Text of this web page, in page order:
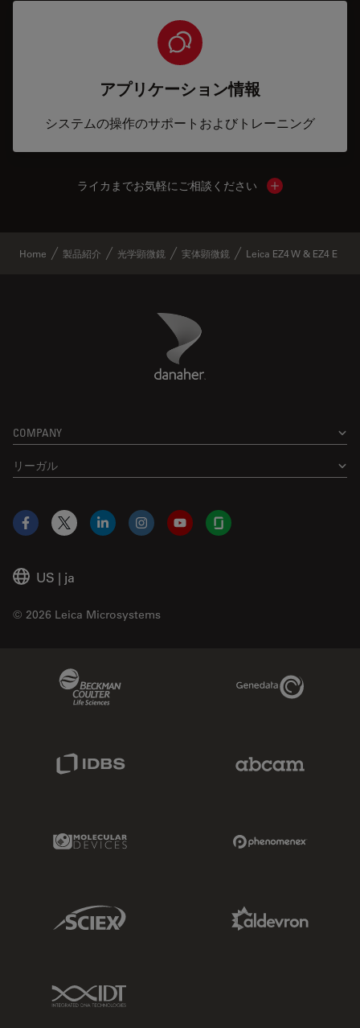
アプリケーション情報
システムの操作のサポートおよびトレーニング
ライカまでお気軽にご相談ください Show local
Home 製品紹介 光学顕微鏡 実体顕微鏡 Leica EZ4 W & EZ4 E
Danaher Logo
COMPANY
リーガル
US | ja
© 2026 Leica Microsystems
Facebook
X LinkedInInstagramYouTubeGlassdoor
Genedata Link
Molecular Devices Link
Sciex Link
IDT Link